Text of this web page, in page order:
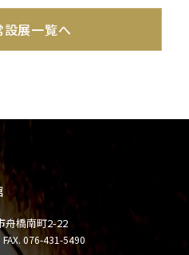
展一覧へ
橋南町2-22
FAX. 076-431-5490